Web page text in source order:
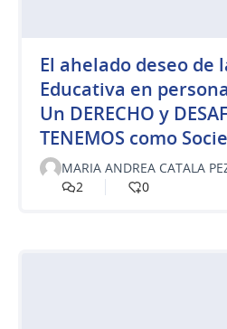
El ahelado deseo de
Educativa en
Un DERECHO y
TENEMOS como
MARIA ANDREA CATALA
2
0